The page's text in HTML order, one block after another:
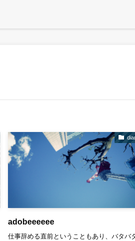
adobeeeeee
仕事辞める直前ということもあり、バタバ